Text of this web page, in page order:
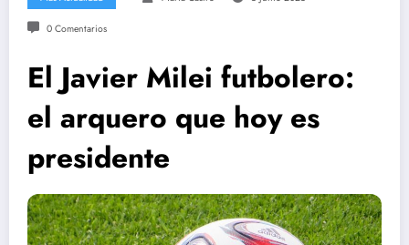
0 Comentarios
El Javier Milei futbolero:
el arquero que hoy es
presidente